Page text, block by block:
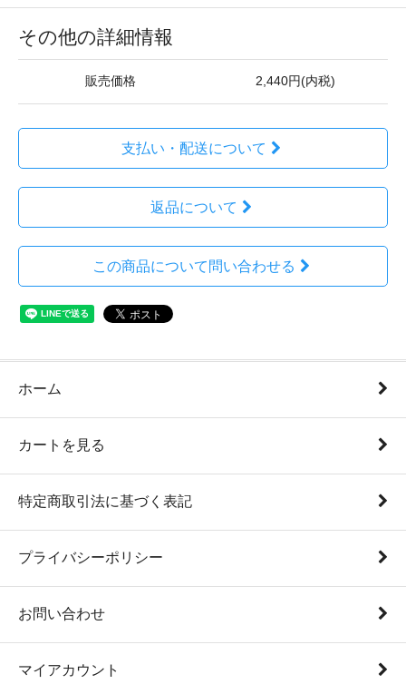
その他の詳細情報
販売価格 2,440円(内税)
支払い・配送について
返品について
この商品について問い合わせる
ホーム
カートを見る
特定商取引法に基づく表記
プライバシーポリシー
お問い合わせ
マイアカウント